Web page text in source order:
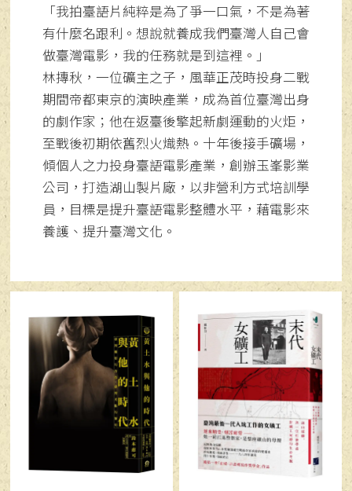
「我拍臺語片純粹是為了爭一口氣，不是為著
有什麼名跟利。想說就養成我們臺灣人自己會
做臺灣電影，我的任務就是到這裡。」
林摶秋，一位礦主之子，風華正茂時投身二戰
期間帝都東京的演映產業，成為首位臺灣出身
的劇作家；他在返臺後擎起新劇運動的火炬，
至戰後初期依舊烈火熾熱。十年後接手礦場，
傾個人之力投身臺語電影產業，創辦玉峯影業
公司，打造湖山製片廠，以非營利方式培訓學
員，目標是提升臺語電影整體水平，藉電影來
養護、提升臺灣文化。